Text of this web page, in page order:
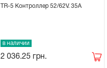
TR-5 Контроллер 52/62V. 35A
в наличии
2 036.25 грн.